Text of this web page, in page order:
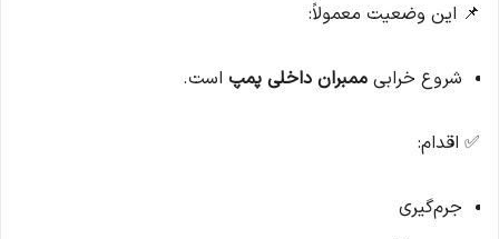
📌 این وضعیت معمولاً:
شروع خرابی ممبران داخلی پمپ است.
✅ اقدام:
جرم‌گیری